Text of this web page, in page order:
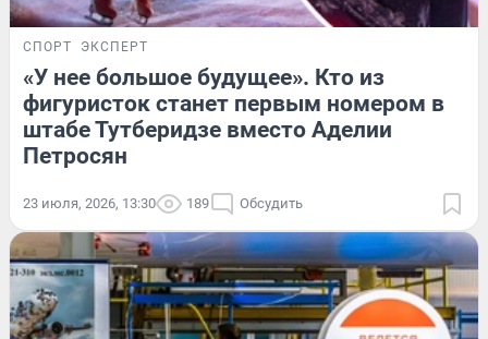
СПОРТ ЭКСПЕРТ
«У нее большое будущее». Кто из
фигуристок станет первым номером в
штабе Тутберидзе вместо Аделии
Петросян
23 июля, 2026, 13:30 189 Обсудить